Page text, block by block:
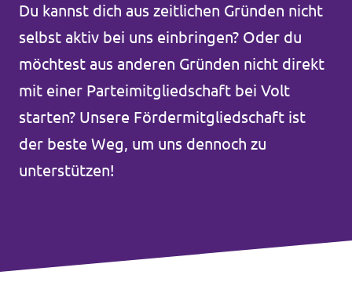
Volt Deutschland Merchandise Shop
Unsere Events
Presse
Mache bei uns mit!
Du kannst dich aus zeitlichen Gründen nicht
selbst aktiv bei uns einbringen? Oder du
möchtest aus anderen Gründen nicht direkt
mit einer Parteimitgliedschaft bei Volt
starten? Unsere Fördermitgliedschaft ist
der beste Weg, um uns dennoch zu
unterstützen!